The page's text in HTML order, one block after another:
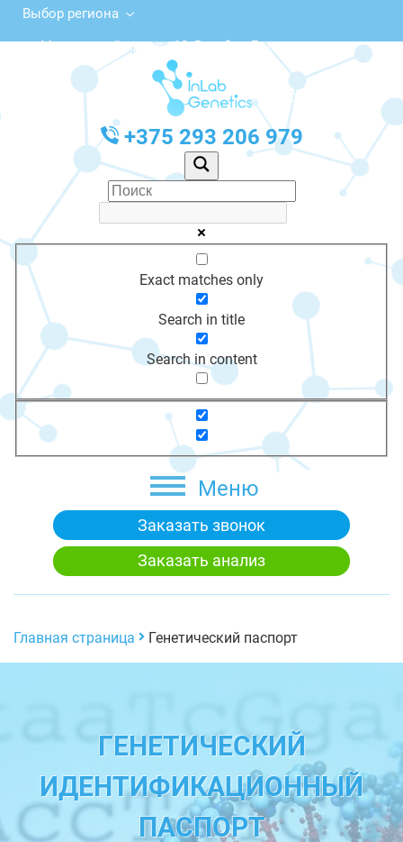
Выбор региона
Московский просп., 10, Витебск, Беларусь
с 10:00 до 20:00
График работы: Пн-Пт с 10:00 до 20:00
+375 293 206 979
Exact matches only
Search in title
Search in content
Меню
Заказать звонок
Заказать анализ
Главная страница Генетический паспорт
ГЕНЕТИЧЕСКИЙ
ИДЕНТИФИКАЦИОННЫЙ
ПАСПОРТ